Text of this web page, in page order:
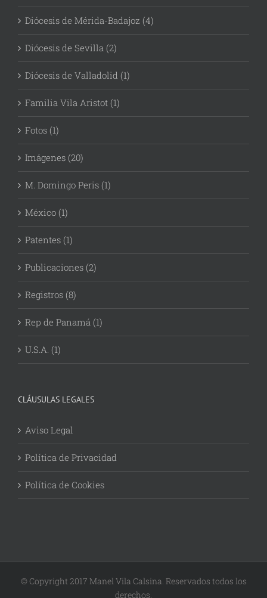
Diócesis de Mérida-Badajoz (4)
Diócesis de Sevilla (2)
Diócesis de Valladolid (1)
Familia Vila Aristot (1)
Fotos (1)
Imágenes (20)
M. Domingo Peris (1)
México (1)
Patentes (1)
Publicaciones (2)
Registros (8)
Rep de Panamá (1)
U.S.A. (1)
CLÁUSULAS LEGALES
Aviso Legal
Política de Privacidad
Política de Cookies
© Copyright 2017 Manel Vila Calsina. Reservados todos los
derechos.